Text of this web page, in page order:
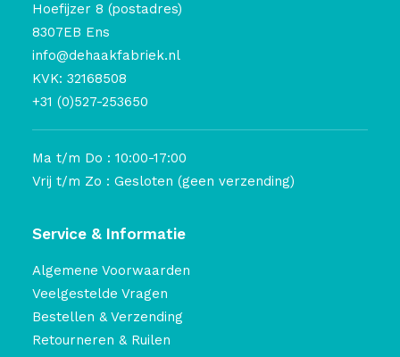
Hoefijzer 8 (postadres)
8307EB Ens
info@dehaakfabriek.nl
KVK: 32168508
+31 (0)527-253650
Ma t/m Do : 10:00-17:00
Vrij t/m Zo : Gesloten (geen verzending)
Service & Informatie
Algemene Voorwaarden
Veelgestelde Vragen
Bestellen & Verzending
Retourneren & Ruilen